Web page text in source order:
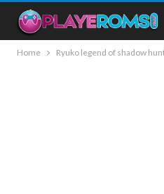
Home Ryuko legend of shadow